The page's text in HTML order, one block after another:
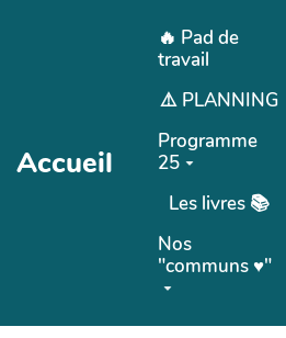
Aller au contenu principal
Accueil
🔥 Pad de
travail
⚠️ PLANNING
Programme
25
Les livres 📚
Nos
"communs ♥️"